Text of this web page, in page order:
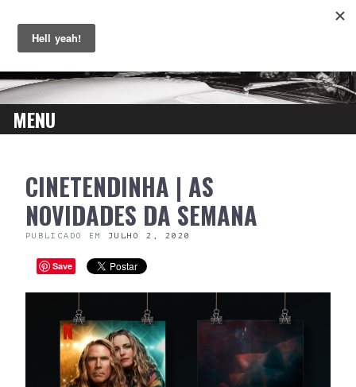
MENU
CONTENTCINETENDINHA | AS
NOVIDADES DA SEMANA
PUBLICADO EM JULHO 2, 2020
Save